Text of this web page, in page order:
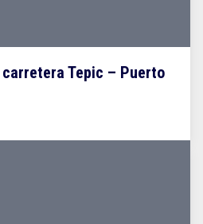
Tepic – Puerto